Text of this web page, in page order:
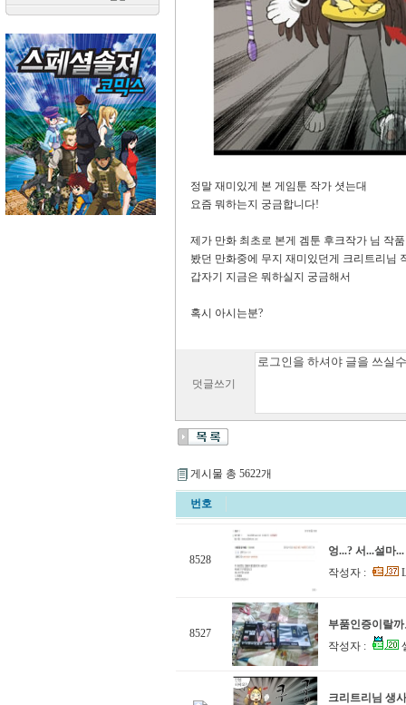
정말 재미있게 본 게임툰 작가 셧는대
요즘 뭐하는지 궁금합니다!
제가 만화 최초로 본게 겜툰 후크작가 님 작
봤던 만화중에 무지 재미있던게 크리트리님
갑자기 지금은 뭐하실지 궁금해서
혹시 아시는분?
덧글쓰기
게시물 총 5622개
번호
8528
엉...? 서...설마
작성자 :
8527
부품인증이랄
작성자 :
크리트리님 생